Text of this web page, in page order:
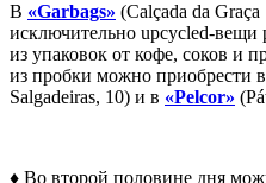
В «Garbags» (Calçada da
исключительно upcycled-
из упаковок от кофе, соков и
из пробки можно приобрести в
Salgadeiras, 10) и в «Pelcor»
♦ Во второй половине дня